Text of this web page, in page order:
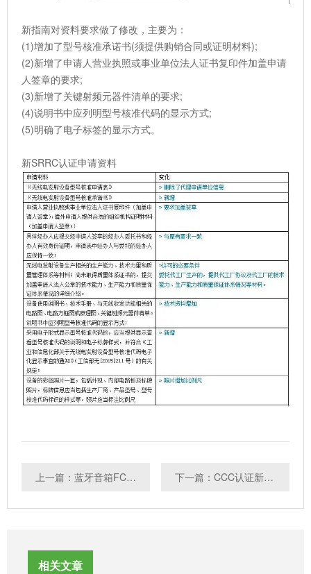
新指南对资料要求做了修改，主要为：
(1)增加了型号核准承诺书(须提供购销合同或证明材料);
(2)新增了申请人营业执照或事业单位法人证书复印件加盖申请
人签章的要求;
(3)新增了关键射频元器件清单的要求;
(4)说明书中应列明型号核准代码的显示方式;
(5)明确了电子标签的显示方式。
新SRRC认证申请资料
上一篇：蓝牙音箱FCC认证申请流程和材料 下一篇：CCC认证新添3类产品
相关文章